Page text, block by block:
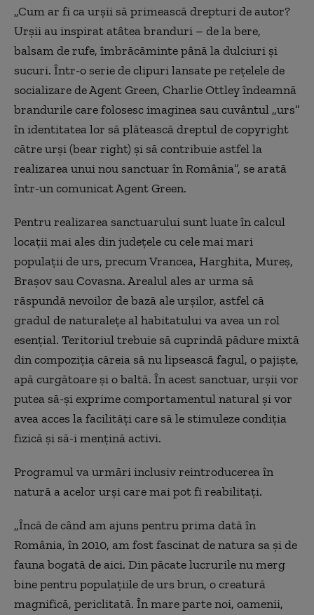
„Cum ar fi ca urșii să primească drepturi de autor?
Urșii au inspirat atâtea branduri – de la bere,
balsam de rufe, îmbrăcăminte până la dulciuri și
sucuri. Într-o serie de clipuri lansate pe rețelele de
socializare de Agent Green, Charlie Ottley îndeamnă
brandurile care folosesc imaginea sau cuvântul „urs”
în identitatea lor să plătească dreptul de copyright
către urși (bear right) și să contribuie astfel la
realizarea unui nou sanctuar în România”, se arată
într-un comunicat Agent Green.
Pentru realizarea sanctuarului sunt luate în calcul
locații mai ales din județele cu cele mai mari
populații de urs, precum Vrancea, Harghita, Mureș,
Brașov sau Covasna. Arealul ales ar urma să
răspundă nevoilor de bază ale urșilor, astfel că
gradul de naturalețe al habitatului va avea un rol
esențial. Teritoriul trebuie să cuprindă pădure mixtă
din compoziția căreia să nu lipsească fagul, o pajiște,
apă curgătoare și o baltă. În acest sanctuar, urșii vor
putea să-și exprime comportamentul natural și vor
avea acces la facilități care să le stimuleze condiția
fizică și să-i mențină activi.
Programul va urmări inclusiv reintroducerea în
natură a acelor urși care mai pot fi reabilitați.
„Încă de când am ajuns pentru prima dată în
România, în 2010, am fost fascinat de natura sa și de
fauna bogată de aici. Din păcate lucrurile nu merg
bine pentru populațiile de urs brun, o creatură
magnifică, periclitată. În mare parte noi, oamenii,